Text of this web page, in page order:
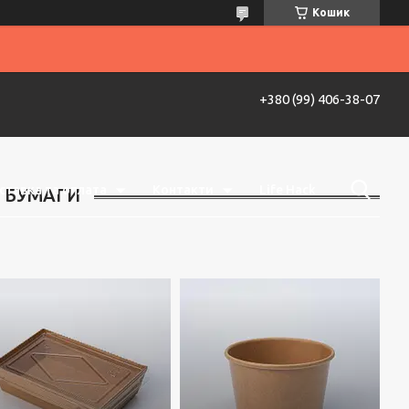
Кошик
+380 (99) 406-38-07
та оплата
БУМАГИ